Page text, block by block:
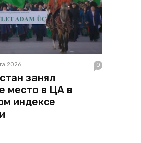
2026 0
занял
место в ЦА в
индексе